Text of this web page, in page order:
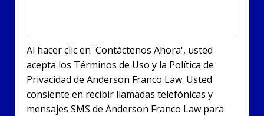
Al hacer clic en 'Contáctenos Ahora', usted
acepta los Términos de Uso y la Política de
Privacidad de Anderson Franco Law. Usted
consiente en recibir llamadas telefónicas y
mensajes SMS de Anderson Franco Law para